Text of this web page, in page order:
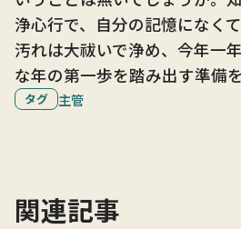
浄心行で、自分の記憶になく
汚れは大祓いで浄め、今年一
な年の第一歩を踏み出す準備
タグ 主管
関連記事